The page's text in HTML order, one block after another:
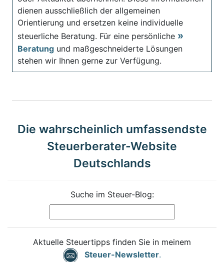
dienen ausschließlich der allgemeinen
Orientierung und ersetzen keine individuelle
steuerliche Beratung. Für eine persönliche
Beratung und maßgeschneiderte Lösungen
stehen wir Ihnen gerne zur Verfügung.
Die wahrscheinlich umfassendste
Steuerberater-Website
Deutschlands
Suche im Steuer-Blog:
Aktuelle Steuertipps finden Sie in meinem
Steuer-Newsletter.